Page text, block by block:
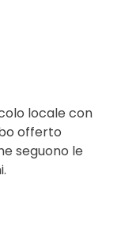
locale con
offerto
seguono le